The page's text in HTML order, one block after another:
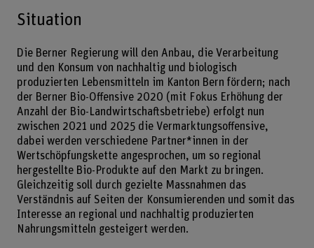
Situation
Die Berner Regierung will den Anbau, die Verarbeitung
und den Konsum von nachhaltig und biologisch
produzierten Lebensmitteln im Kanton Bern fördern; nach
der Berner Bio-Offensive 2020 (mit Fokus Erhöhung der
Anzahl der Bio-Landwirtschaftsbetriebe) erfolgt nun
zwischen 2021 und 2025 die Vermarktungsoffensive,
dabei werden verschiedene Partner*innen in der
Wertschöpfungskette angesprochen, um so regional
hergestellte Bio-Produkte auf den Markt zu bringen.
Gleichzeitig soll durch gezielte Massnahmen das
Verständnis auf Seiten der Konsumierenden und somit das
Interesse an regional und nachhaltig produzierten
Nahrungsmitteln gesteigert werden.